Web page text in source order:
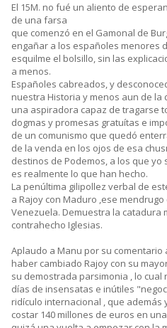
El 15M. no fué un aliento de
de una farsa
que comenzó en el Gamonal de
engañar a los españoles menores
esquilme el bolsillo, sin las
a menos.
Españoles cabreados, y
nuestra Historia y menos aun de la
una aspiradora capaz de tragarse
dogmas y promesas gratuítas e
de un comunismo que quedó
de la venda en los ojos de esa
destinos de Podemos, a los que yo
es realmente lo que han hecho.
La penúltima gilipollez verbal de
a Rajoy con Maduro ,ese
Venezuela. Demuestra la catadura
contrahecho Iglesias.
Aplaudo a Manu por su comentario
haber cambiado Rajoy con su
su demostrada parsimonia , lo
días de insensatas e inútiles
ridículo internacional , que además
costar 140 millones de euros en